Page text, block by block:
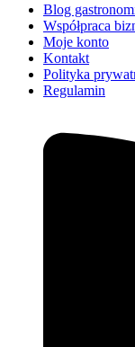
Blog
Współpraca
Moje konto
Kontakt
Polityka
Regulamin